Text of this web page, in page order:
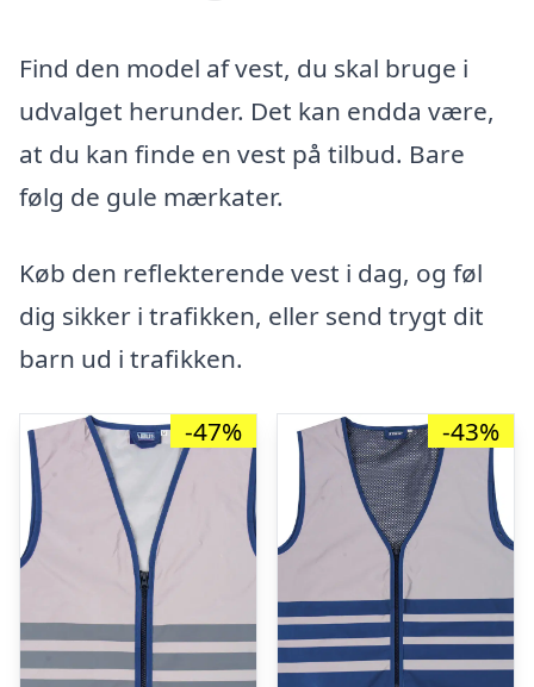
Find den model af vest, du skal bruge i
udvalget herunder. Det kan endda være,
at du kan finde en vest på tilbud. Bare
følg de gule mærkater.
Køb den reflekterende vest i dag, og føl
dig sikker i trafikken, eller send trygt dit
barn ud i trafikken.
-47% -43%